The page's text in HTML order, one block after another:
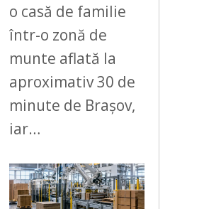
o casă de familie
într-o zonă de
munte aflată la
aproximativ 30 de
minute de Brașov,
iar…